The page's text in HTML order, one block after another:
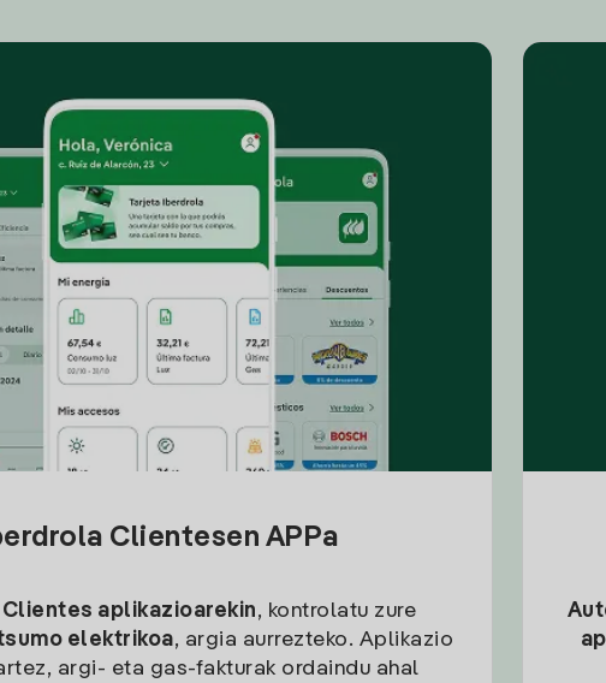
Clientesen APPa
Clientes aplikazioarekin, kontrolatu zure
elektrikoa, argia aurrezteko. Aplikazio
argi- eta gas-fakturak ordaindu ahal